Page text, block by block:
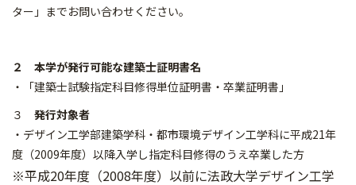
ター」までお問い合わせください。
２ 本学が発行可能な建築士証明書名
・「建築士試験指定科目修得単位証明書・卒業証明書」
３ 発行対象者
・デザイン工学部建築学科・都市環境デザイン工学科に平成21年
度（2009年度）以降入学し指定科目修得のうえ卒業した方
※平成20年度（2008年度）以前に法政大学デザイン工学